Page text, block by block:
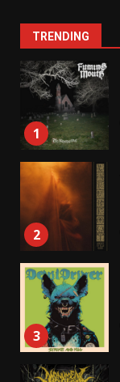
TRENDING
1
2
3